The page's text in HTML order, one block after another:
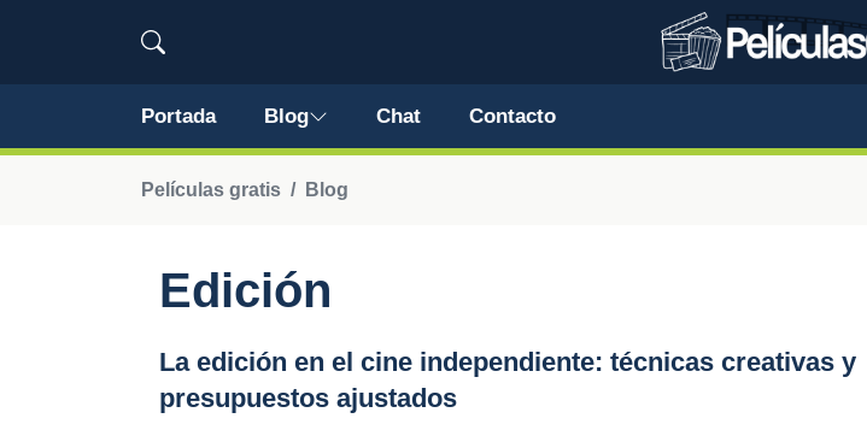
Portada Blog Chat Contacto
Películas gratis Blog
Edición
La edición en el cine independiente: técnicas creativas y
presupuestos ajustados